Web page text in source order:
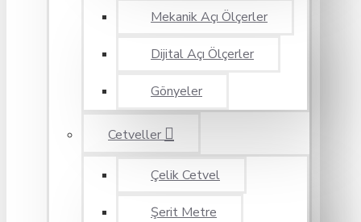
Mekanik Açı Ölçerler
Dijital Açı Ölçerler
Gönyeler
Cetveller
Çelik Cetvel
Şerit Metre